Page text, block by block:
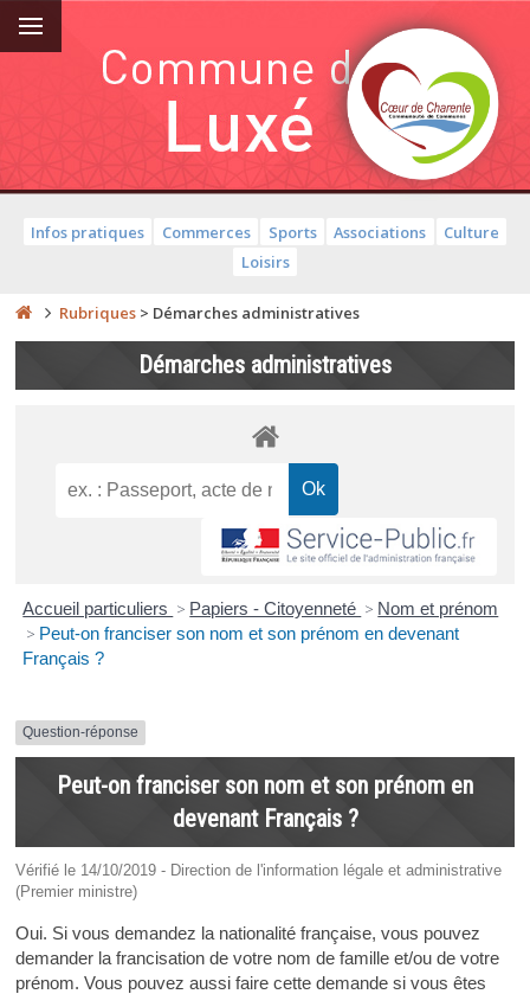
Infos pratiques Commerces Sports Associations
Culture
Loisirs
Rubriques > Démarches administratives
Démarches administratives
Accueil particuliers > Papiers - Citoyenneté > Nom et prénom
> Peut-on franciser son nom et son prénom en devenant
Français ?
Question-réponse
Peut-on franciser son nom et son prénom en
devenant Français ?
Vérifié le 14/10/2019 - Direction de l'information légale et administrative
(Premier ministre)
Oui. Si vous demandez la nationalité française, vous pouvez
demander la francisation de votre nom de famille et/ou de votre
prénom. Vous pouvez aussi faire cette demande si vous êtes